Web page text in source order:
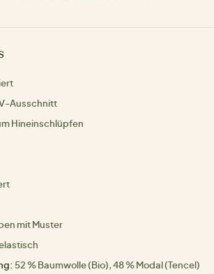
Ausschnitt
Hineinschlüpfen
mit Muster
52 % Baumwolle (Bio), 48 % Modal (Tencel)